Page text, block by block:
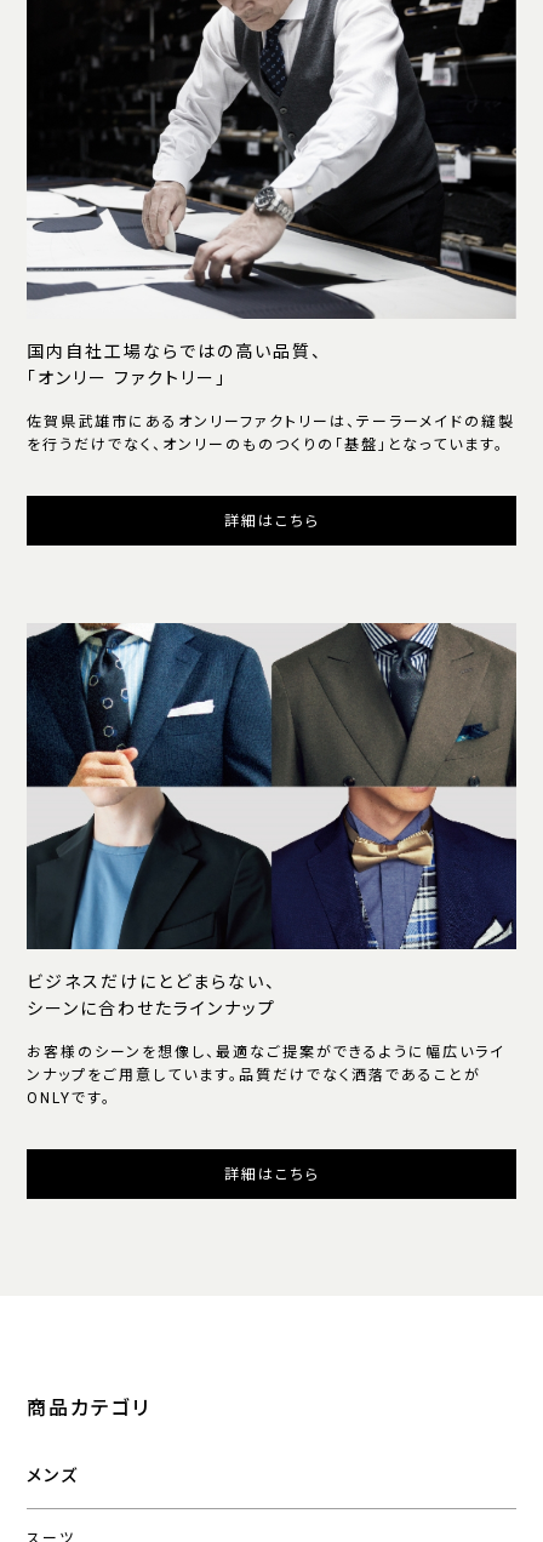
国内自社工場ならではの高い品質、
「オンリー ファクトリー」
佐賀県武雄市にあるオンリーファクトリーは、テーラーメイドの縫製
を行うだけでなく、オンリーのものつくりの「基盤」となっています。
詳細はこちら
ビジネスだけにとどまらない、
シーンに合わせたラインナップ
お客様のシーンを想像し、最適なご提案ができるように幅広いライ
ンナップをご用意しています。品質だけでなく洒落であることが
ONLYです。
詳細はこちら
商品カテゴリ
メンズ
スーツ